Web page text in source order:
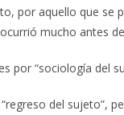
por aquello que se
mucho antes
por “sociología del
del sujeto”,